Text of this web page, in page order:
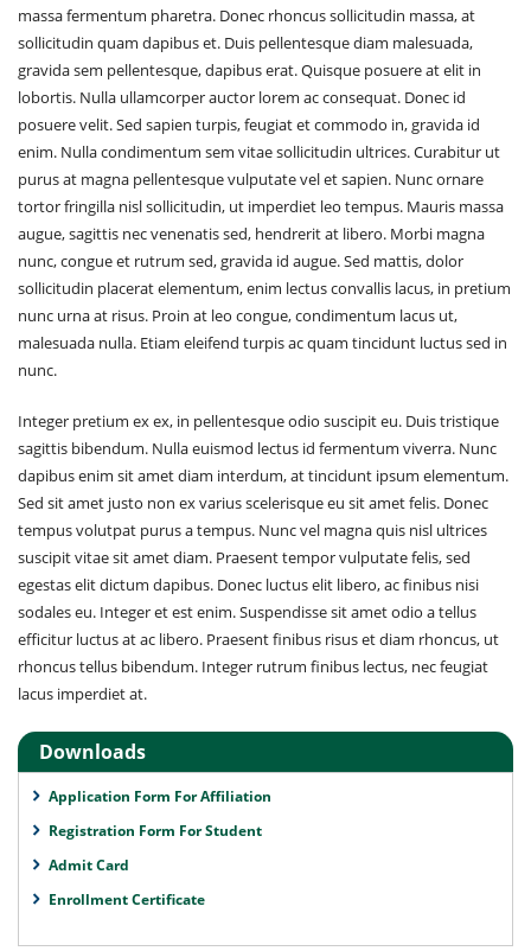
massa fermentum pharetra. Donec rhoncus sollicitudin massa, at
sollicitudin quam dapibus et. Duis pellentesque diam malesuada,
gravida sem pellentesque, dapibus erat. Quisque posuere at elit in
lobortis. Nulla ullamcorper auctor lorem ac consequat. Donec id
posuere velit. Sed sapien turpis, feugiat et commodo in, gravida id
enim. Nulla condimentum sem vitae sollicitudin ultrices. Curabitur ut
purus at magna pellentesque vulputate vel et sapien. Nunc ornare
tortor fringilla nisl sollicitudin, ut imperdiet leo tempus. Mauris massa
augue, sagittis nec venenatis sed, hendrerit at libero. Morbi magna
nunc, congue et rutrum sed, gravida id augue. Sed mattis, dolor
sollicitudin placerat elementum, enim lectus convallis lacus, in pretium
nunc urna at risus. Proin at leo congue, condimentum lacus ut,
malesuada nulla. Etiam eleifend turpis ac quam tincidunt luctus sed in
nunc.
Integer pretium ex ex, in pellentesque odio suscipit eu. Duis tristique
sagittis bibendum. Nulla euismod lectus id fermentum viverra. Nunc
dapibus enim sit amet diam interdum, at tincidunt ipsum elementum.
Sed sit amet justo non ex varius scelerisque eu sit amet felis. Donec
tempus volutpat purus a tempus. Nunc vel magna quis nisl ultrices
suscipit vitae sit amet diam. Praesent tempor vulputate felis, sed
egestas elit dictum dapibus. Donec luctus elit libero, ac finibus nisi
sodales eu. Integer et est enim. Suspendisse sit amet odio a tellus
efficitur luctus at ac libero. Praesent finibus risus et diam rhoncus, ut
rhoncus tellus bibendum. Integer rutrum finibus lectus, nec feugiat
lacus imperdiet at.
Downloads
Application Form For Affiliation
Registration Form For Student
Admit Card
Enrollment Certificate